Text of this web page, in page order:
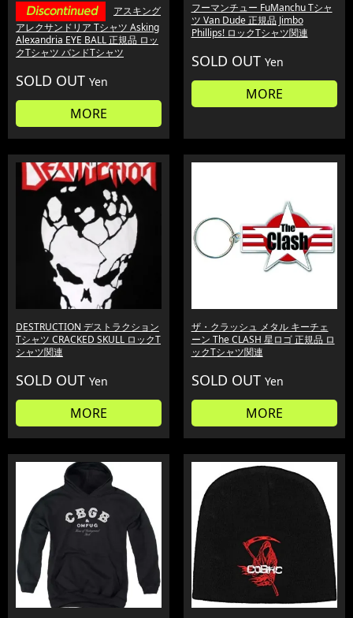
アスキング
アレクサンドリア Tシャツ Asking
Alexandria EYE BALL 正規品 ロッ
クTシャツ バンドTシャツ
SOLD OUT Yen
MORE
フーマンチュー FuManchu Tシャ
ツ Van Dude 正規品 Jimbo
Phillips! ロックTシャツ関連
SOLD OUT Yen
MORE
DESTRUCTION デストラクション
Tシャツ CRACKED SKULL ロックT
シャツ関連
SOLD OUT Yen
MORE
ザ・クラッシュ メタル キーチェ
ーン The CLASH 星ロゴ 正規品 ロ
ックTシャツ関連
SOLD OUT Yen
MORE